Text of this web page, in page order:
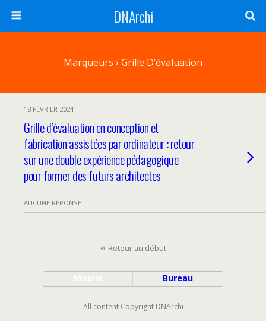
DNArchi
Marqueurs › Grille D’évaluation
18 FÉVRIER 2024
Grille d’évaluation en conception et
fabrication assistées par ordinateur : retour
sur une double expérience pédagogique
pour former des futurs architectes
AUCUNE RÉPONSE
Retour au début
Bureau
All content Copyright DNArchi